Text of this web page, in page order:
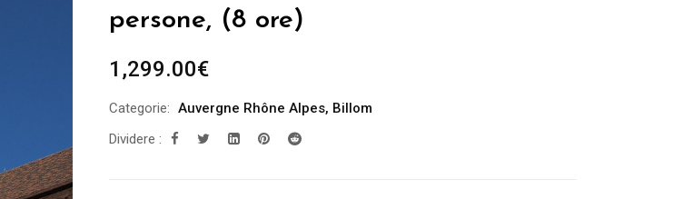
persone, (8 ore)
1,299.00€
Categorie: Auvergne Rhône Alpes, Billom
Dividere :